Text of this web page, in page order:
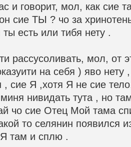
и говорит, мол, как сие
сие ТЫ ? чо за
есть или тибя нету .
рассусоливать, мол, от
на себя ) яво
, сие Я ,хотя Я не сие
нивидать тута , но
чо сие Отец Мой тама
то селянин появился
там и сплю .